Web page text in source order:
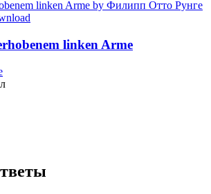
linken Arme